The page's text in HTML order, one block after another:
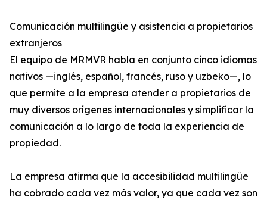
Comunicación multilingüe y asistencia a propietarios
extranjeros
El equipo de MRMVR habla en conjunto cinco idiomas
nativos —inglés, español, francés, ruso y uzbeko—, lo
que permite a la empresa atender a propietarios de
muy diversos orígenes internacionales y simplificar la
comunicación a lo largo de toda la experiencia de
propiedad.
La empresa afirma que la accesibilidad multilingüe
ha cobrado cada vez más valor, ya que cada vez son